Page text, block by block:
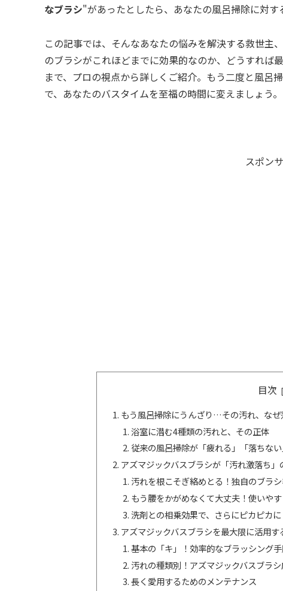
なブラシ"があったとしたら、あなたの風呂掃除に対
この記事では、そんなあなたの悩みを解決する救世主、
のブラシがこれほどまでに効果的なのか、どうすれば
まで、プロの視点から詳しくご紹介。もう二度と風呂
で、あなたのバスタイムを至福の時間に変えましょう。
スポン
目次
もう風呂掃除にうんざり…その汚れ、なぜ
浴室に潜む4種類の汚れと、その正体
従来の風呂掃除が「疲れる」「落ちな
アズマジックバスブラシが「汚れ激落ち」
汚れを根こそぎ絡めとる！独自のブラ
もう腰をかがめなくて大丈夫！使いや
洗剤との相乗効果で、さらにピカピカに
アズマジックバスブラシを最大限に活用す
基本の「キ」！効率的なブラッシング
汚れの種類別！アズマジックバスブラ
長く愛用するためのメンテナンス